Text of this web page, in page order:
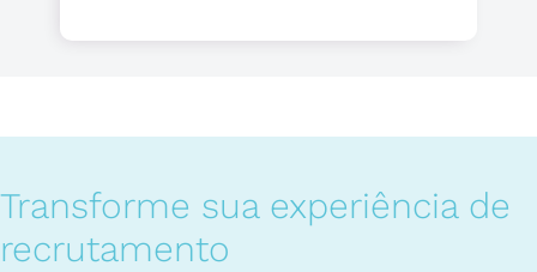
Transforme sua experiência de
recrutamento